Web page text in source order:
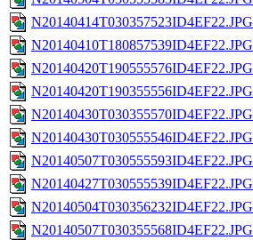
N20140414T030357523ID4EF22.JPG
N20140410T180857539ID4EF22.JPG
N20140420T190555576ID4EF22.JPG
N20140420T190355556ID4EF22.JPG
N20140430T030355570ID4EF22.JPG
N20140430T030555546ID4EF22.JPG
N20140507T030555593ID4EF22.JPG
N20140427T030555539ID4EF22.JPG
N20140504T030356232ID4EF22.JPG
N20140507T030355568ID4EF22.JPG